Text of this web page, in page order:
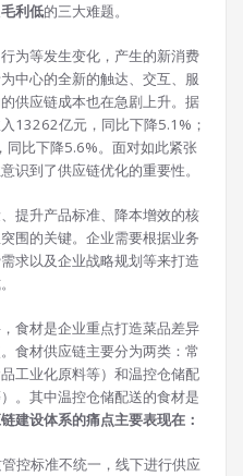
毛利低的三大难题。
为等发生变化，产生的新消费
中心的全新的触达、交互、服
供应链成本也在急剧上升。据
13262亿元，同比下降5.1%；
比下降5.6%。面对如此紧张
识到了供应链优化的重要性。
提升产品标准、降本增效的核
围的关键。企业需要根据业务
求以及企业战略规划等来打造
食材是企业重点打造菜品差异
食材供应链主要分为两类：常
工业化原料等）和温控仓储配
。其中温控仓储配送的食材是
建设体系的痛点主要表现在：
控标准不统一，线下进行供应